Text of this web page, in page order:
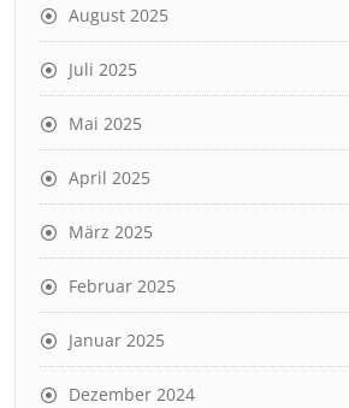
August 2025
Juli 2025
Mai 2025
April 2025
März 2025
Februar 2025
Januar 2025
Dezember 2024